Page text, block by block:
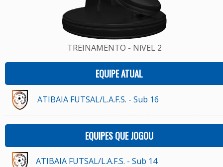
TREINAMENTO - NíVEL 2
EQUIPE ATUAL
ATIBAIA FUTSAL/L.A.F.S. - Sub 16
EQUIPES QUE JOGOU
ATIBAIA FUTSAL/L.A.F.S. - Sub 14